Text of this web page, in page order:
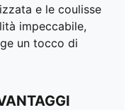
e le coulisse
impeccabile,
un tocco di